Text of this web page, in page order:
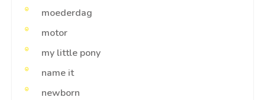
moederdag
motor
my little pony
name it
newborn